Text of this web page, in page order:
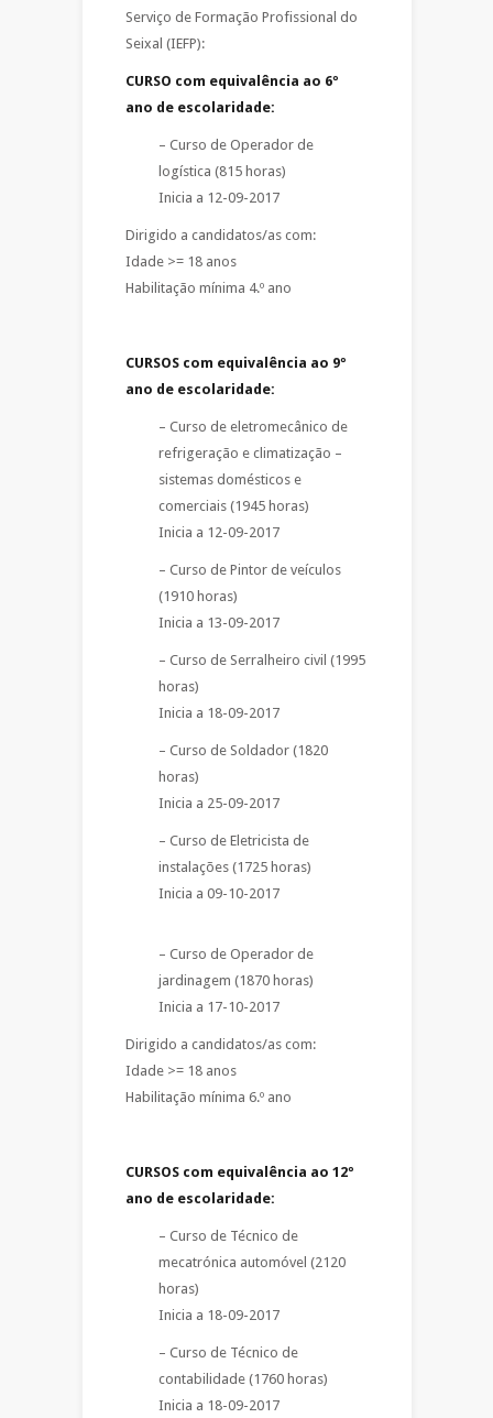
Serviço de Formação Profissional do
Seixal (IEFP):
CURSO com equivalência ao 6º
ano de escolaridade:
– Curso de Operador de
logística (815 horas)
Inicia a 12-09-2017
Dirigido a candidatos/as com:
Idade >= 18 anos
Habilitação mínima 4.º ano
CURSOS com equivalência ao 9º
ano de escolaridade:
– Curso de eletromecânico de
refrigeração e climatização –
sistemas domésticos e
comerciais (1945 horas)
Inicia a 12-09-2017
– Curso de Pintor de veículos
(1910 horas)
Inicia a 13-09-2017
– Curso de Serralheiro civil (1995
horas)
Inicia a 18-09-2017
– Curso de Soldador (1820
horas)
Inicia a 25-09-2017
– Curso de Eletricista de
instalações (1725 horas)
Inicia a 09-10-2017
– Curso de Operador de
jardinagem (1870 horas)
Inicia a 17-10-2017
Dirigido a candidatos/as com:
Idade >= 18 anos
Habilitação mínima 6.º ano
CURSOS com equivalência ao 12º
ano de escolaridade:
– Curso de Técnico de
mecatrónica automóvel (2120
horas)
Inicia a 18-09-2017
– Curso de Técnico de
contabilidade (1760 horas)
Inicia a 18-09-2017